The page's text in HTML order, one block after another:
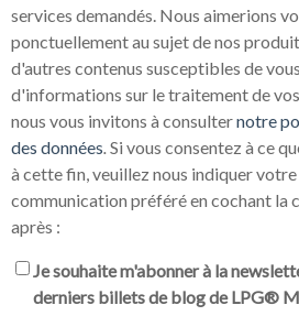
services demandés. Nous aimerions
ponctuellement au sujet de nos
d'autres contenus susceptibles de vous
d'informations sur le traitement de
nous vous invitons à consulternotre
des données.Si vous consentez à ce
à cette fin, veuillez nous indiquer
communication préféré en cochant la
après :
Je souhaite m'abonner à la
derniers billets de blog de LPG®